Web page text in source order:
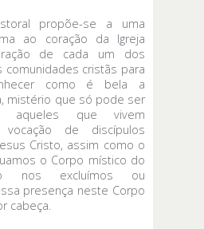
propõe-se a uma
ao coração da Igreja
de cada um dos
comunidades cristãs para
como é bela a
mistério que só pode ser
aqueles que vivem
de discípulos
Cristo, assim como o
o Corpo místico do
nos excluímos ou
presença neste Corpo
cabeça.